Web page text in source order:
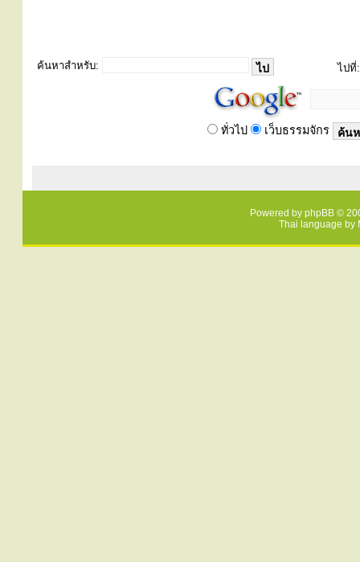
ค้นหาสำหรับ: ไปที่:
ทั่วไป เว็บธรรมจักร
Powered by phpBB ©
Thai language by